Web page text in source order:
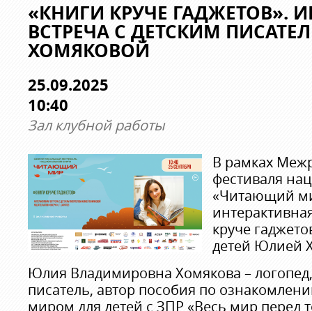
«КНИГИ КРУЧЕ ГАДЖЕТОВ».
ВСТРЕЧА С ДЕТСКИМ
ХОМЯКОВОЙ
25.09.2025
10:40
Зал клубной работы
В рамках
фестиваля
«Читающий
круче
детей Юлией
Юлия Владимировна Хомякова – логопед,
писатель, автор пособия по
миром для детей с ЗПР «Весь мир перед